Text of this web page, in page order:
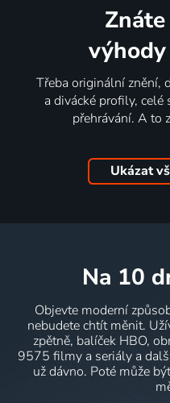
výhody
Třeba originální znění,
a divácké profily,
přehrávání. A to
Ukázat
na 10
Objevte moderní
nebudete chtít měnit.
zpětně, balíček HBO,
9575 filmy a seriály a
už dávno. Poté může